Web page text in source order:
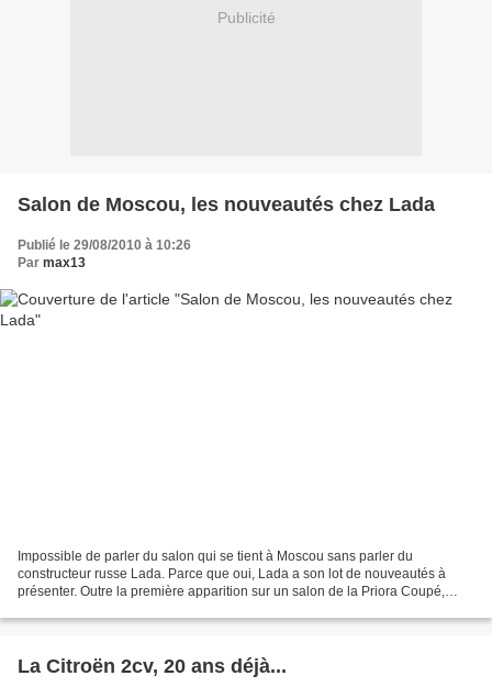
Publicité
Salon de Moscou, les nouveautés chez Lada
Publié le 29/08/2010 à 10:26
Par max13
Impossible de parler du salon qui se tient à Moscou sans parler du
constructeur russe Lada. Parce que oui, Lada a son lot de nouveautés à
présenter. Outre la première apparition sur un salon de la Priora Coupé,
La Citroën 2cv, 20 ans déjà...